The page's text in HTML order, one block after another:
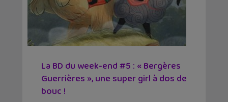
La BD du week-end #5 : « Bergères
Guerrières », une super girl à dos de
bouc !